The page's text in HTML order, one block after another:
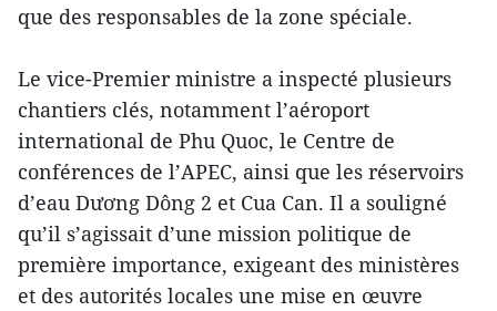
que des responsables de la zone spéciale.
Le vice-Premier ministre a inspecté plusieurs
chantiers clés, notamment l’aéroport
international de Phu Quoc, le Centre de
conférences de l’APEC, ainsi que les réservoirs
d’eau Dương Dông 2 et Cua Can. Il a souligné
qu’il s’agissait d’une mission politique de
première importance, exigeant des ministères
et des autorités locales une mise en œuvre